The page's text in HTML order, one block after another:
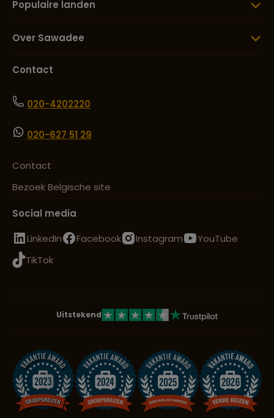
Populaire landen
Over Sawadee
Contact
020-4202220
020-627 51 29
Contact
Bezoek Belgische site
Social media
LinkedIn
Facebook Instagram
YouTube
TikTok
Uitstekend